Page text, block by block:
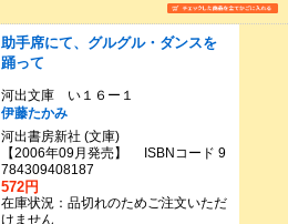
助手席にて、グルグル・ダンスを
踊って
河出文庫 い１６ー１
伊藤たかみ
河出書房新社 (文庫)
【2006年09月発売】 ISBNコード 9
784309408187
572円
在庫状況：品切れのためご注文いただ
けません